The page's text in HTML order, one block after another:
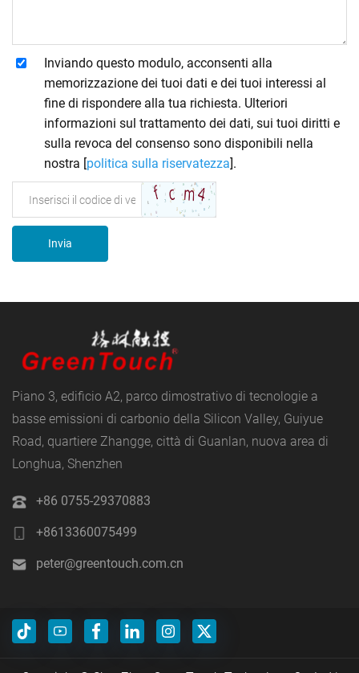
Inviando questo modulo, acconsenti alla
memorizzazione dei tuoi dati e dei tuoi interessi al
fine di rispondere alla tua richiesta. Ulteriori
informazioni sul trattamento dei dati, sui tuoi diritti e
sulla revoca del consenso sono disponibili nella
nostra [politica sulla riservatezza].
Invia
Piano 3, edificio A2, parco dimostrativo di tecnologie a
basse emissioni di carbonio della Silicon Valley, Guiyue
Road, quartiere Zhangge, città di Guanlan, nuova area di
Longhua, Shenzhen
+86 0755-29370883
+8613360075499
peter@greentouch.com.cn